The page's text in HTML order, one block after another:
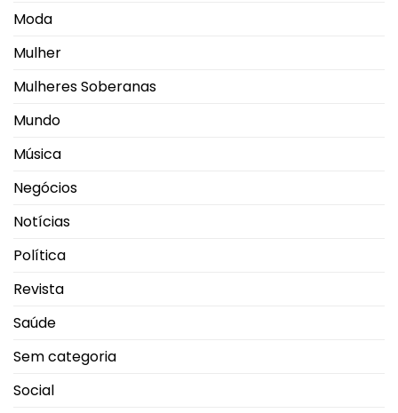
Moda
Mulher
Mulheres Soberanas
Mundo
Música
Negócios
Notícias
Política
Revista
Saúde
Sem categoria
Social